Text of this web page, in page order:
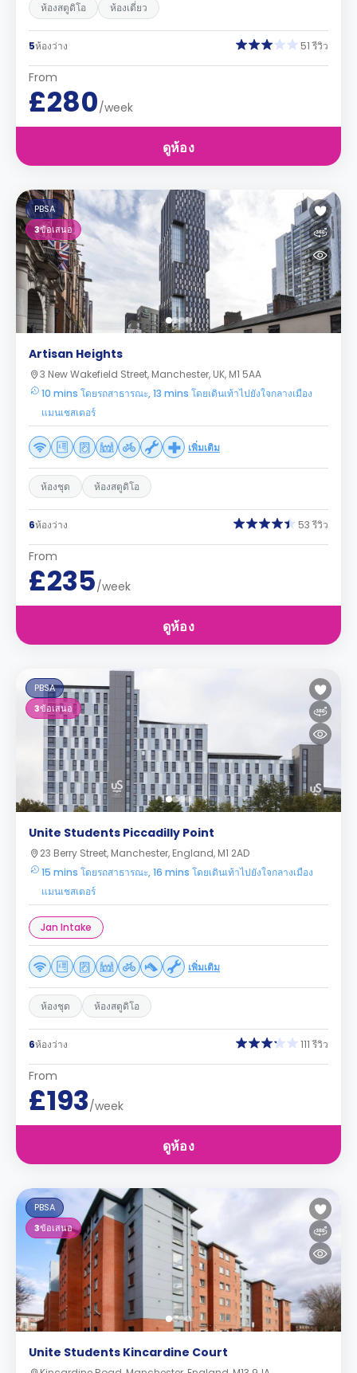
ห้องสตูดิโอ ห้องเดี่ยว
5ห้องว่าง 51 รีวิว
From
£280/week
ดูห้อง
PBSA
3ข้อเสนอ
Artisan Heights
3 New Wakefield Street, Manchester, UK, M1 5AA
10 mins โดยรถสาธารณะ, 13 mins โดยเดินเท้าไปยังใจกลางเมือง
แมนเชสเตอร์
เพิ่มเติม
ห้องชุด ห้องสตูดิโอ
6ห้องว่าง 53 รีวิว
From
£235/week
ดูห้อง
PBSA
3ข้อเสนอ
Unite Students Piccadilly Point
23 Berry Street, Manchester, England, M1 2AD
15 mins โดยรถสาธารณะ, 16 mins โดยเดินเท้าไปยังใจกลางเมือง
แมนเชสเตอร์
Jan Intake
เพิ่มเติม
ห้องชุด ห้องสตูดิโอ
6ห้องว่าง 111 รีวิว
From
£193/week
ดูห้อง
PBSA
3ข้อเสนอ
Unite Students Kincardine Court